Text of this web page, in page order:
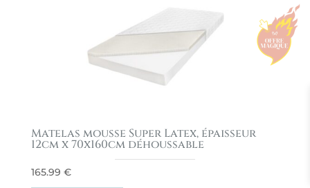
Matelas mousse Super Latex, épaisseur
12cm x 70x160cm déhoussable
165.99 €